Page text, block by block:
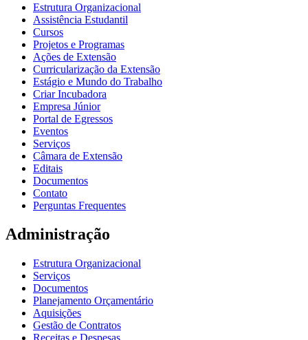
Estrutura Organizacional
Assistência Estudantil
Cursos
Projetos e Programas
Ações de Extensão
Curricularização da Extensão
Estágio e Mundo do Trabalho
Criar Incubadora
Empresa Júnior
Portal de Egressos
Eventos
Serviços
Câmara de Extensão
Editais
Documentos
Contato
Perguntas Frequentes
Administração
Estrutura Organizacional
Serviços
Documentos
Planejamento Orçamentário
Aquisições
Gestão de Contratos